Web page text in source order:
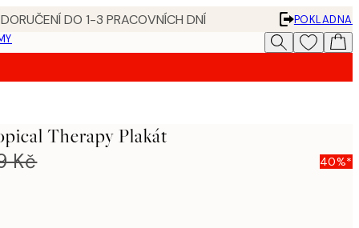
DO 1-3 PRACOVNÍCH DNÍ
POKLADNA
Therapy Plakát
Kč 40%*